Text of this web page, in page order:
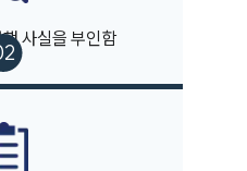
사실을 부인함